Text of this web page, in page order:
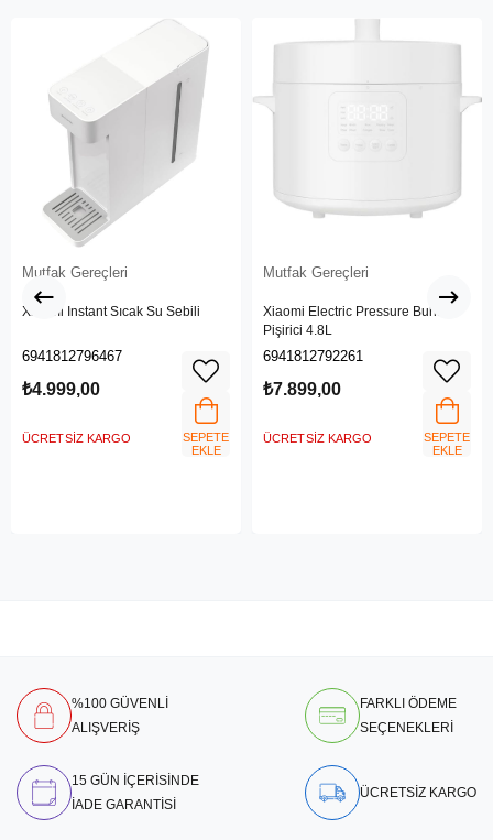
Mutfak Gereçleri
Xiaomi Instant Sıcak Su Sebili
6941812796467
₺4.999,00
ÜCRETSIZ KARGO
SEPETE
EKLE
Mutfak Gereçleri
Xiaomi Electric Pressure Buharlı
Pişirici 4.8L
6941812792261
₺7.899,00
ÜCRETSIZ KARGO
SEPETE
EKLE
%100 GÜVENLİ
ALIŞVERİŞ
FARKLI ÖDEME
SEÇENEKLERİ
15 GÜN İÇERİSİNDE
İADE GARANTİSİ
ÜCRETSİZ KARGO